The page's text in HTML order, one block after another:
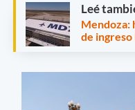
Leé
Mendoza:
de